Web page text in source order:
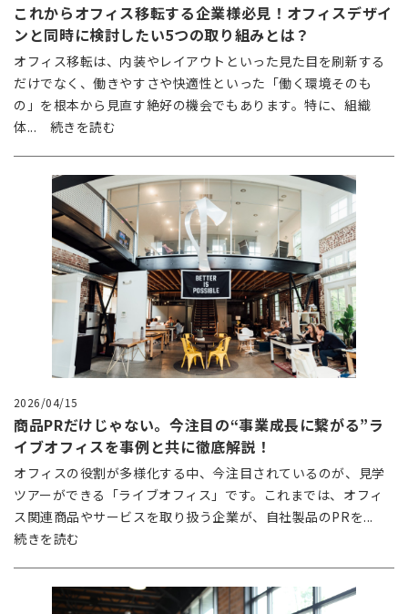
これからオフィス移転する企業様必見！オフィスデザイ
ンと同時に検討したい5つの取り組みとは？
オフィス移転は、内装やレイアウトといった見た目を刷新する
だけでなく、働きやすさや快適性といった「働く環境そのも
の」を根本から見直す絶好の機会でもあります。特に、組織
体... 続きを読む
2026/04/15
商品PRだけじゃない。今注目の“事業成長に繋がる”ラ
イブオフィスを事例と共に徹底解説！
オフィスの役割が多様化する中、今注目されているのが、見学
ツアーができる「ライブオフィス」です。これまでは、オフィ
ス関連商品やサービスを取り扱う企業が、自社製品のPRを...
続きを読む